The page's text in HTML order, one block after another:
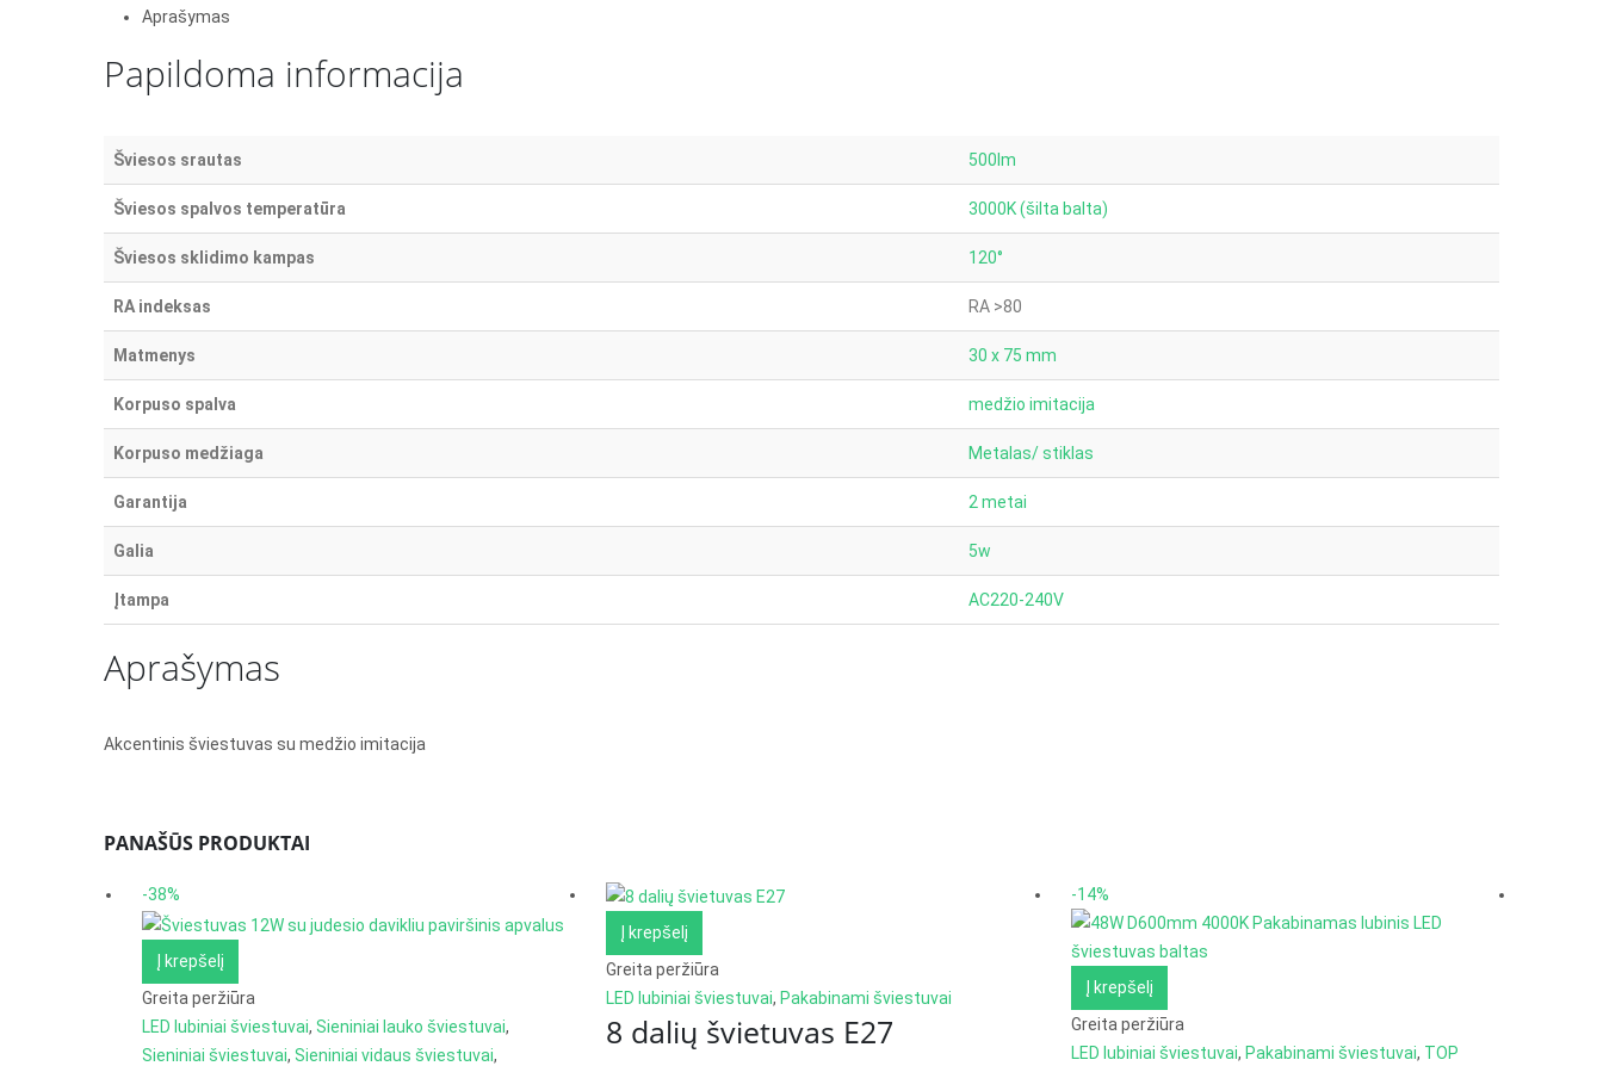
Aprašymas
Papildoma informacija
Šviesos srautas 500lm
Šviesos spalvos temperatūra 3000K (šilta balta)
Šviesos sklidimo kampas 120°
RA indeksas RA >80
Matmenys 30 x 75 mm
Korpuso spalva medžio imitacija
Korpuso medžiaga Metalas/ stiklas
Garantija 2 metai
Galia 5w
Įtampa AC220-240V
Aprašymas
Akcentinis šviestuvas su medžio imitacija
PANAŠŪS PRODUKTAI
-38%
Į krepšelį
Greita peržiūra
LED lubiniai šviestuvai, Sieniniai lauko šviestuvai,
Sieniniai šviestuvai, Sieniniai vidaus šviestuvai,
Į krepšelį
Greita peržiūra
LED lubiniai šviestuvai, Pakabinami šviestuvai
8 dalių švietuvas E27
-14%
Į krepšelį
Greita peržiūra
LED lubiniai šviestuvai, Pakabinami šviestuvai, TOP